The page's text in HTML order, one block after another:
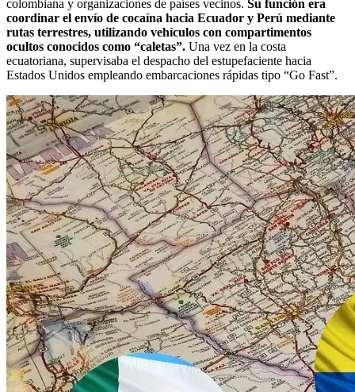
colombiana y organizaciones de países vecinos. Su función era
coordinar el envío de cocaína hacia Ecuador y Perú mediante
rutas terrestres, utilizando vehículos con compartimentos
ocultos conocidos como “caletas”. Una vez en la costa
ecuatoriana, supervisaba el despacho del estupefaciente hacia
Estados Unidos empleando embarcaciones rápidas tipo “Go Fast”.